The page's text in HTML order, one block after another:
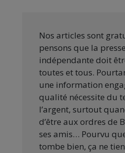
Nos articles sont
pensons que la presse
indépendante doit
toutes et tous.
une information
qualité nécessite du
l’argent, surtout
d’être aux ordres de
ses amis… Pourvu
tombe bien, ça ne